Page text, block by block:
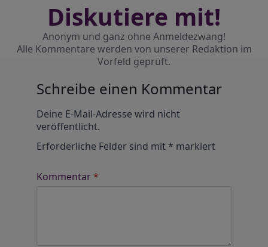
Diskutiere mit!
Anonym und ganz ohne Anmeldezwang!
Alle Kommentare werden von unserer Redaktion im
Vorfeld geprüft.
Schreibe einen Kommentar
Deine E-Mail-Adresse wird nicht
veröffentlicht.
Erforderliche Felder sind mit* markiert
Kommentar*